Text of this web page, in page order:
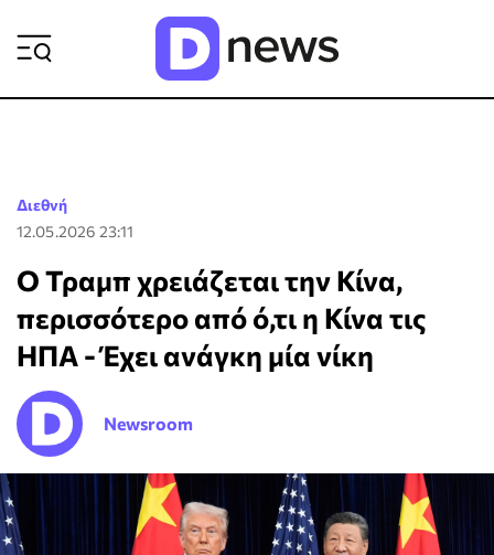
Διεθνή
12.05.2026 23:11
Ο Τραμπ χρειάζεται την Κίνα,
περισσότερο από ό,τι η Κίνα τις
ΗΠΑ - Έχει ανάγκη μία νίκη
Newsroom